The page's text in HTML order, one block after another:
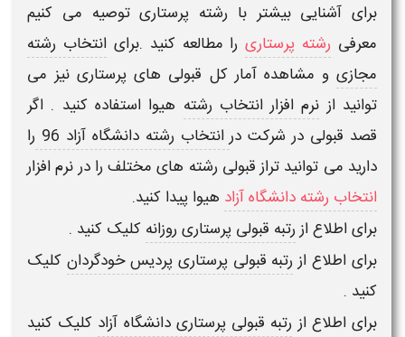
برای آشنایی بیشتر با رشته پرستاریتوصیه می کنیم
معرفی رشته پرستاری را مطالعه کنید .برایانتخاب رشته
مجازیو مشاهده آمار کل قبولی های پرستاری نیز می
توانید از نرم افزار انتخاب رشته هیوا استفاده کنید . اگر
قصد قبولی در شرکت درانتخاب رشته دانشگاه آزاد 96
را
دارید می توانید تراز قبولی رشته های مختلف را درنرم افزار
انتخاب رشته دانشگاه آزاد هیوا پیدا کنید.
برای اطلاع ازرتبه قبولی پرستاری روزانه کلیک کنید .
برای اطلاع از رتبه قبولی پرستاری پردیس خودگردان کلیک
کنید .
برای اطلاع از رتبه قبولی پرستاری دانشگاه آزاد کلیک کنید